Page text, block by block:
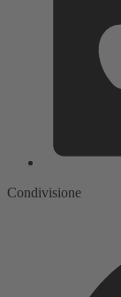
Condivisione